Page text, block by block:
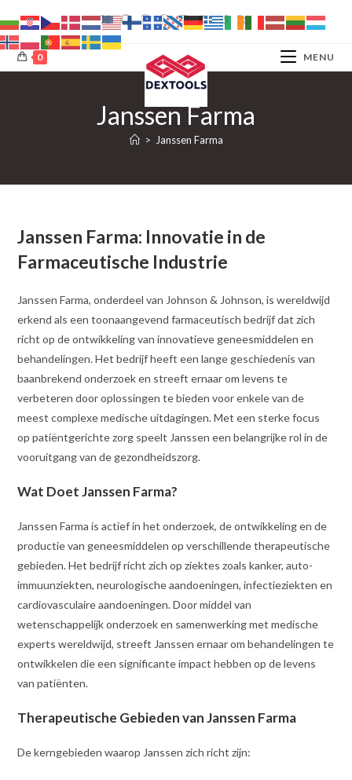
naar
inhoud
0 MENU
Janssen Farma
> Janssen Farma
Janssen Farma: Innovatie in de
Farmaceutische Industrie
Janssen Farma, onderdeel van Johnson & Johnson, is wereldwijd
erkend als een toonaangevend farmaceutisch bedrijf dat zich
richt op de ontwikkeling van innovatieve geneesmiddelen en
behandelingen. Het bedrijf heeft een lange geschiedenis van
baanbrekend onderzoek en streeft ernaar om levens te
verbeteren door oplossingen te bieden voor enkele van de
meest complexe medische uitdagingen. Met een sterke focus
op patiëntgerichte zorg speelt Janssen een belangrijke rol in de
vooruitgang van de gezondheidszorg.
Wat Doet Janssen Farma?
Janssen Farma is actief in het onderzoek, de ontwikkeling en de
productie van geneesmiddelen op verschillende therapeutische
gebieden. Het bedrijf richt zich op ziektes zoals kanker, auto-
immuunziekten, neurologische aandoeningen, infectieziekten en
cardiovasculaire aandoeningen. Door middel van
wetenschappelijk onderzoek en samenwerking met medische
experts wereldwijd, streeft Janssen ernaar om behandelingen te
ontwikkelen die een significante impact hebben op de levens
van patiënten.
Therapeutische Gebieden van Janssen Farma
De kerngebieden waarop Janssen zich richt zijn: